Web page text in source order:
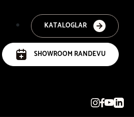
KATALOGLAR
SHOWROOM RANDEVU